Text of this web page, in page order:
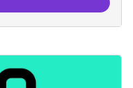
FLOSS